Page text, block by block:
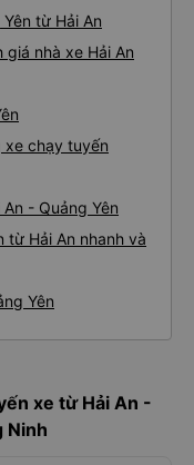
từ Hải An
giá nhà xe Hải An
xe chạy tuyến
- Quảng Yên
từ Hải An nhanh và
Yên
xe từ Hải An -
Ninh